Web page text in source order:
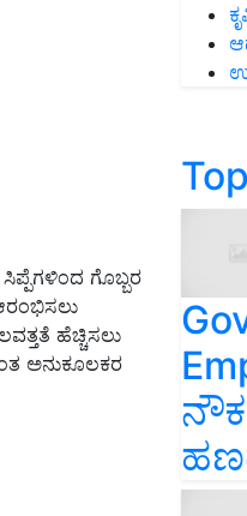
ಗೊಬ್ಬರ
ಹೆಚ್ಚಿಸಲು
ಅನುಕೂಲಕರ